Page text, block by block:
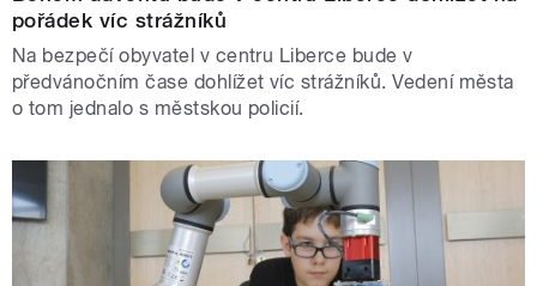
pořádek víc strážníků
Na bezpečí obyvatel v centru Liberce bude v
předvánočním čase dohlížet víc strážníků. Vedení města
o tom jednalo s městskou policií.